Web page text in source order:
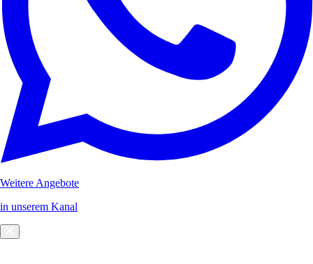
Weitere Angebote
in unserem Kanal